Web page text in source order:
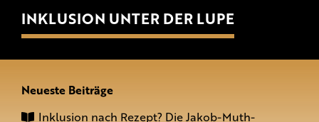
INKLUSION UNTER DER LUPE
Neueste Beiträge
Inklusion nach Rezept? Die Jakob-Muth-